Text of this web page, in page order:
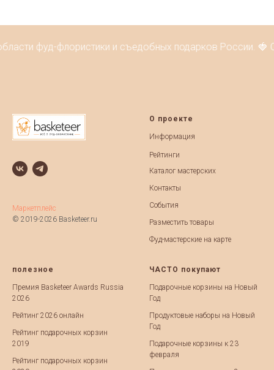
фуд-флористики и съедобных подарков России. 🍓
Маркетплейс
© 2019-2026 Basketeer.ru
О проекте
Информация
Рейтинги
Каталог мастерских
Контакты
События
Разместить товары
Фуд-мастерские на карте
полезное
Премия Basketeer Awards Russia
2026
Рейтинг 2026 онлайн
Рейтинг подарочных корзин
2019
Рейтинг подарочных корзин
ЧАСТО покупают
Подарочные корзины на Новый
Год
Продуктовые наборы на Новый
Год
Подарочные корзины к 23
февраля